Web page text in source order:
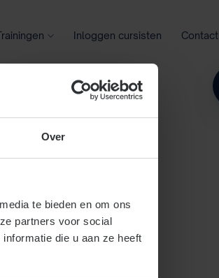
Over
te bieden en om ons
partners voor social
die u aan ze heeft
Inloggen cursisten Contact
Zoeken